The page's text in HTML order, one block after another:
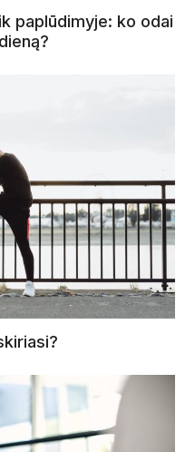
paplūdimyje: ko odai